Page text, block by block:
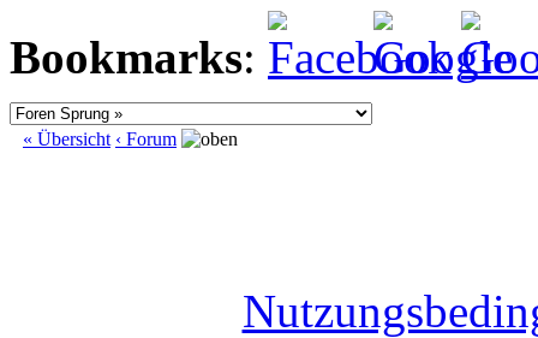
Bookmarks:
« Übersicht ‹ Forum